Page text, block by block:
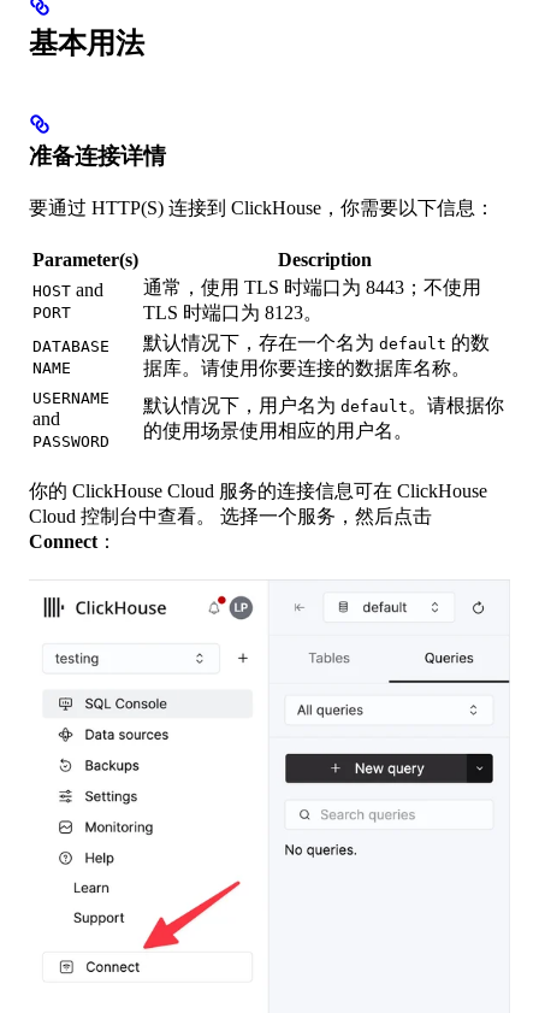
基本用法
准备连接详情
要通过 HTTP(S) 连接到 ClickHouse，你需要以下信息：
Parameter(s) Description
HOST and
PORT
通常，使用 TLS 时端口为 8443；不使用
TLS 时端口为 8123。
DATABASE
NAME
默认情况下，存在一个名为 default 的数
据库。请使用你要连接的数据库名称。
USERNAME
and
PASSWORD
默认情况下，用户名为 default 。请根据你
的使用场景使用相应的用户名。
你的 ClickHouse Cloud 服务的连接信息可在 ClickHouse
Cloud 控制台中查看。 选择一个服务，然后点击
Connect ：